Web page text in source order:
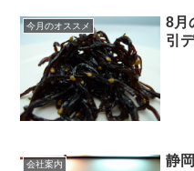
今月のオススメ
8月
引
会社案内 静